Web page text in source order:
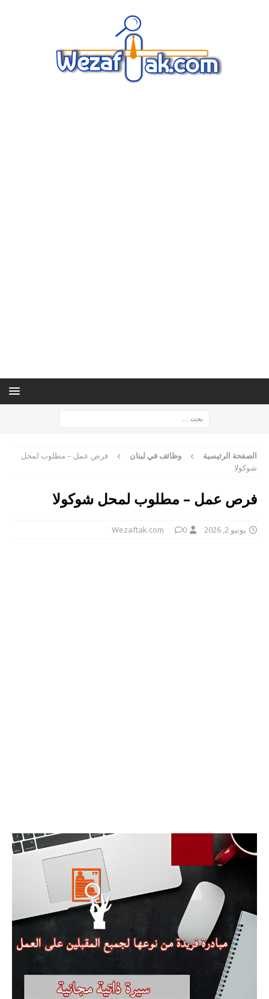
الصفحة الرئيسية وظائف في لبنان
فرص عمل – مطلوب لمحل
شوكولا
فرص عمل – مطلوب لمحل شوكولا
يونيو 2, 2026 Wezaftak.com 0